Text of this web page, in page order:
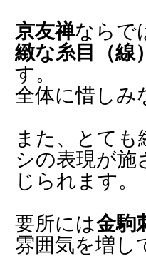
京友禅ならで
緻な糸目（線
す。
全体に惜しみ
また、とて
シの表現が施
じられます。
要所には金駒
雰囲気を増し